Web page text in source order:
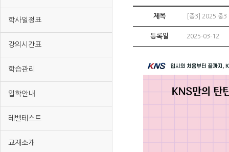
학사일정표
강의시간표
학습관리
입학안내
레벨테스트
교재소개
제목 [중3] 2025 중3
등록일 2025-03-12